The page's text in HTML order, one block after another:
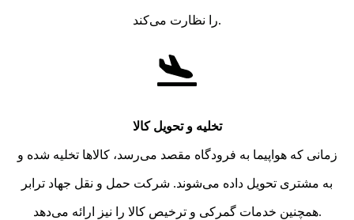
را نظارت می‌کند.
تخلیه و تحویل کالا
زمانی که هواپیما به فرودگاه مقصد می‌رسد، کالاها تخلیه شده و
به مشتری تحویل داده می‌شوند. شرکت حمل و نقل جهاد ترابر
همچنین خدمات گمرکی و ترخیص کالا را نیز ارائه می‌دهد.